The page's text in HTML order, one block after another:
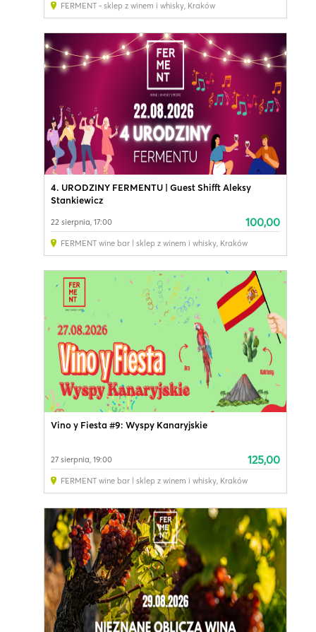
FERMENT - sklep z winem i whisky, Kraków
4. URODZINY FERMENTU | Guest Shifft Aleksy
Stankiewicz
22 sierpnia, 17:00 100,00
FERMENT wine bar | sklep z winem i whisky, Kraków
Vino y Fiesta #9: Wyspy Kanaryjskie
27 sierpnia, 19:00 125,00
FERMENT wine bar | sklep z winem i whisky, Kraków